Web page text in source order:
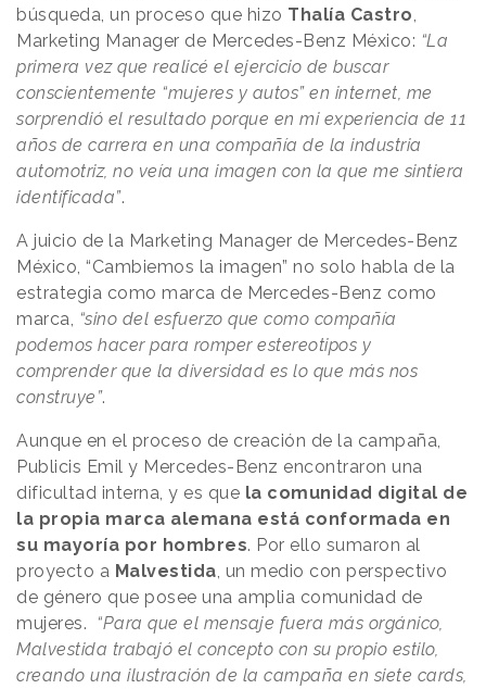
búsqueda, un proceso que hizo Thalía Castro,
Marketing Manager de Mercedes-Benz México: “La
primera vez que realicé el ejercicio de buscar
conscientemente “mujeres y autos” en internet, me
sorprendió el resultado porque en mi experiencia de 11
años de carrera en una compañía de la industria
automotriz, no veía una imagen con la que me sintiera
identificada”.
A juicio de la Marketing Manager de Mercedes-Benz
México, “Cambiemos la imagen” no solo habla de la
estrategia como marca de Mercedes-Benz como
marca, “sino del esfuerzo que como compañía
podemos hacer para romper estereotipos y
comprender que la diversidad es lo que más nos
construye”.
Aunque en el proceso de creación de la campaña,
Publicis Emil y Mercedes-Benz encontraron una
dificultad interna, y es que la comunidad digital de
la propia marca alemana está conformada en
su mayoría por hombres. Por ello sumaron al
proyecto a Malvestida, un medio con perspectivo
de género que posee una amplia comunidad de
mujeres.
“Para que el mensaje fuera más orgánico,
Malvestida trabajó el concepto con su propio estilo,
creando una ilustración de la campaña en siete cards,